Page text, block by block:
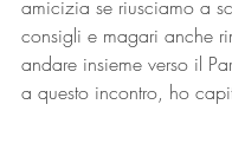
amicizia se riusciamo a
consigli e magari anche
andare insieme verso il
a questo incontro, ho